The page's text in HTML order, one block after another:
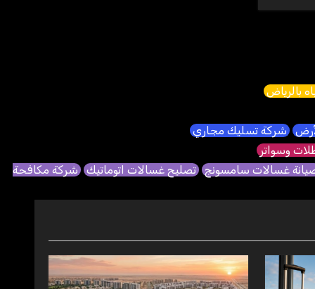
بالرياض
شركة تسليك مجاري
وسواتر
غسالات سامسونج تصليح غسالات اتوماتيك شركة مكافحة